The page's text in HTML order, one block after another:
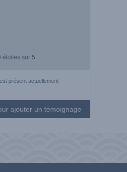
étoiles sur 5
présent actuellement
ajouter un témoignage